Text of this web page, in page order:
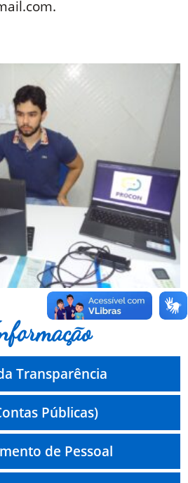
Transparência
Públicas)
de Pessoal